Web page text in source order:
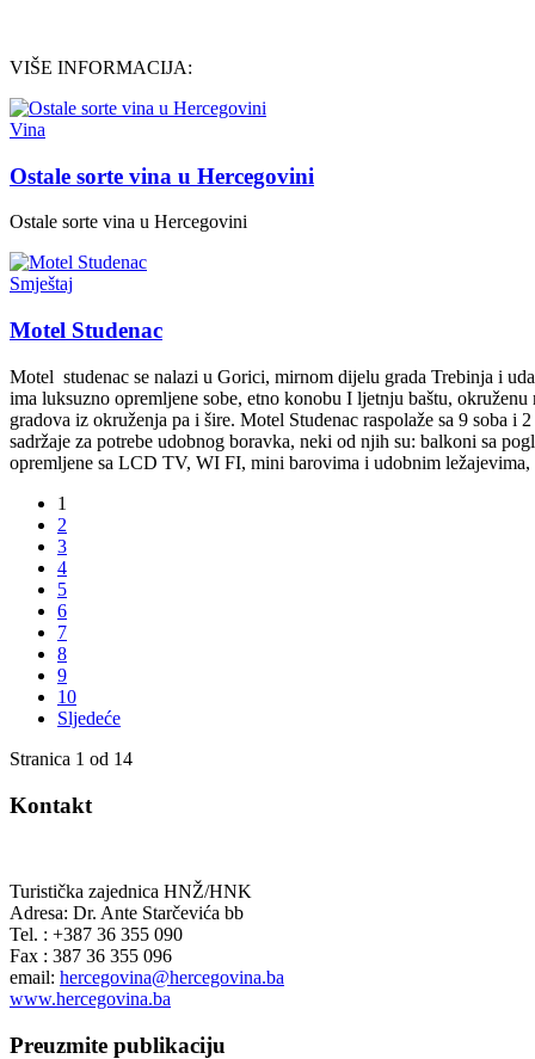
VIŠE INFORMACIJA:
Vina
Ostale sorte vina u Hercegovini
Ostale sorte vina u Hercegovini
Smještaj
Motel Studenac
Motel studenac se nalazi u Gorici, mirnom dijelu grada Trebinja i
ima luksuzno opremljene sobe, etno konobu I ljetnju baštu,
gradova iz okruženja pa i šire. Motel Studenac raspolaže sa 9 soba
sadržaje za potrebe udobnog boravka, neki od njih su: balkoni sa
opremljene sa LCD TV, WI FI, mini barovima i udobnim
1
2
3
4
5
6
7
8
9
10
Sljedeće
Stranica 1 od 14
Kontakt
Turistička zajednica HNŽ/HNK
Adresa: Dr. Ante Starčevića bb
Tel. : +387 36 355 090
Fax : 387 36 355 096
email: hercegovina@hercegovina.ba
www.hercegovina.ba
Preuzmite publikaciju